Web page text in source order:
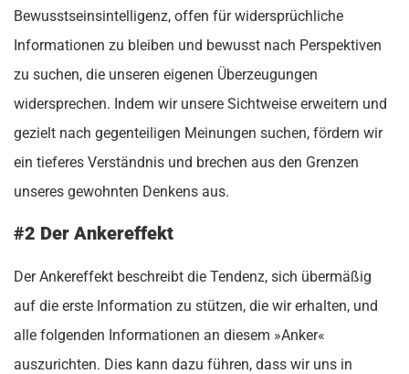
Bewusstseinsintelligenz, offen für widersprüchliche
Informationen zu bleiben und bewusst nach Perspektiven
zu suchen, die unseren eigenen Überzeugungen
widersprechen. Indem wir unsere Sichtweise erweitern und
gezielt nach gegenteiligen Meinungen suchen, fördern wir
ein tieferes Verständnis und brechen aus den Grenzen
unseres gewohnten Denkens aus.
#2 Der Ankereffekt
Der Ankereffekt beschreibt die Tendenz, sich übermäßig
auf die erste Information zu stützen, die wir erhalten, und
alle folgenden Informationen an diesem »Anker«
auszurichten. Dies kann dazu führen, dass wir uns in